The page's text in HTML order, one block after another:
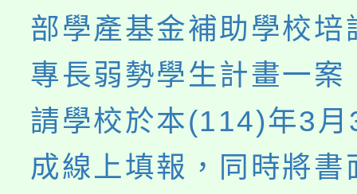
部學產基金補助學校培
專長弱勢學生計畫一案
請學校於本(114)年3
成線上填報，同時將書